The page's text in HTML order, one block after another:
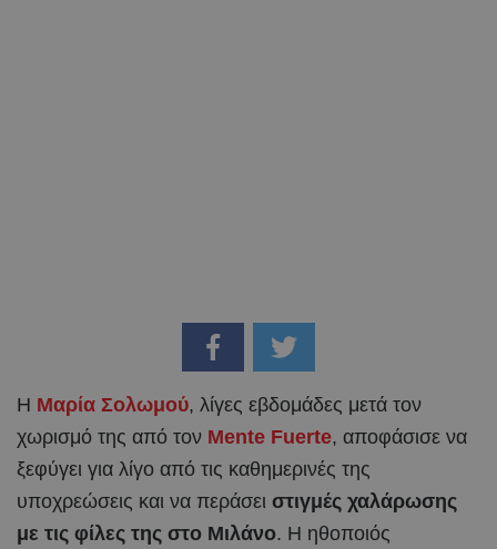
Η Μαρία Σολωμού, λίγες εβδομάδες μετά τον
χωρισμό της από τον Mente Fuerte, αποφάσισε να
ξεφύγει για λίγο από τις καθημερινές της
υποχρεώσεις και να περάσει στιγμές χαλάρωσης
με τις φίλες της στο Μιλάνο. Η ηθοποιός